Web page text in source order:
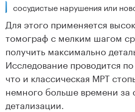
сосудистые нарушения или
Для этого применяется
томограф с мелким шагом
получить максимально
Исследование проводится
что и классическая МРТ
немного больше времени за
детализации.